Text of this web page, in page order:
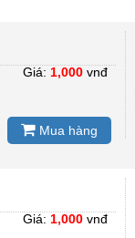
Giá: 1,000vnđ
Mua hàng
Giá: 1,000vnđ